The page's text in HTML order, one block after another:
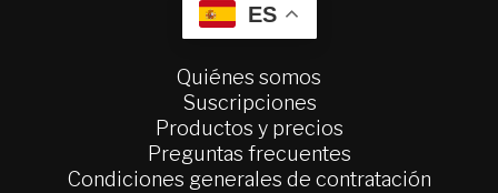
ES
Quiénes somos
Suscripciones
Productos y precios
Preguntas frecuentes
Condiciones generales de contratación